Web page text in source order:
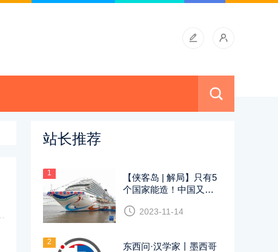
站长推荐
1
【侠客岛 | 解局】只有5
个国家能造！中国又一
2023-11-14
2
东西问·汉学家丨墨西哥